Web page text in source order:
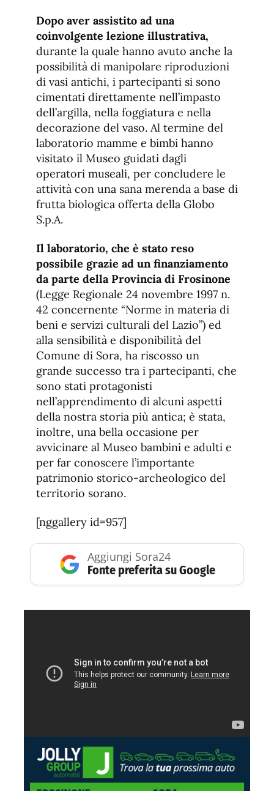
Dopo aver assistito ad una
coinvolgente lezione illustrativa,
durante la quale hanno avuto anche la
possibilità di manipolare riproduzioni
di vasi antichi, i partecipanti si sono
cimentati direttamente nell’impasto
dell’argilla, nella foggiatura e nella
decorazione del vaso. Al termine del
laboratorio mamme e bimbi hanno
visitato il Museo guidati dagli
operatori museali, per concludere le
attività con una sana merenda a base di
frutta biologica offerta della Globo
S.p.A.
Il laboratorio, che è stato reso
possibile grazie ad un finanziamento
da parte della Provincia di Frosinone
(Legge Regionale 24 novembre 1997 n.
42 concernente “Norme in materia di
beni e servizi culturali del Lazio”) ed
alla sensibilità e disponibilità del
Comune di Sora, ha riscosso un
grande successo tra i partecipanti, che
sono stati protagonisti
nell’apprendimento di alcuni aspetti
della nostra storia più antica; è stata,
inoltre, una bella occasione per
avvicinare al Museo bambini e adulti e
per far conoscere l’importante
patrimonio storico-archeologico del
territorio sorano.
[nggallery id=957]
Aggiungi Sora24
Fonte preferita su Google